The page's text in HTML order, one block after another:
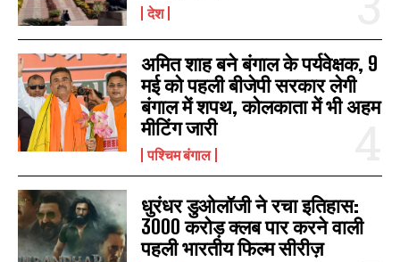
देश
अमित शाह बने बंगाल के पर्यवेक्षक, 9
मई को पहली बीजेपी सरकार लेगी
बंगाल में शपथ, कोलकाता में भी अहम
मीटिंग जारी
पश्चिम बंगाल
धुरंधर डुओलॉजी ने रचा इतिहास:
3000 करोड़ क्लब पार करने वाली
पहली भारतीय फिल्म सीरीज़